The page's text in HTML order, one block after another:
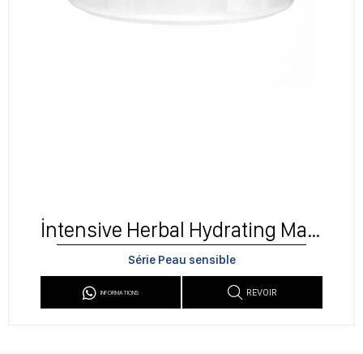
İntensive Herbal Hydrating Mask
Série Peau sensible
REVOIR